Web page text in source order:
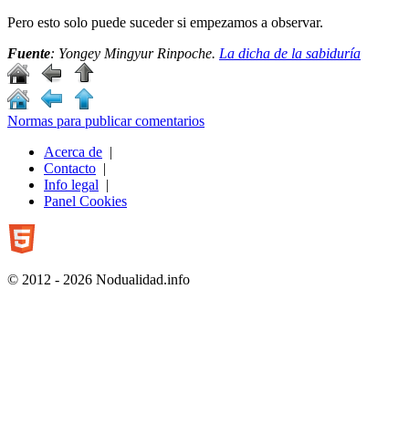
Pero esto solo puede suceder si empezamos a observar.
Fuente: Yongey Mingyur Rinpoche. La dicha de la sabiduría
Normas para publicar comentarios
Acerca de |
Contacto |
Info legal |
Panel Cookies
© 2012 - 2026 Nodualidad.info